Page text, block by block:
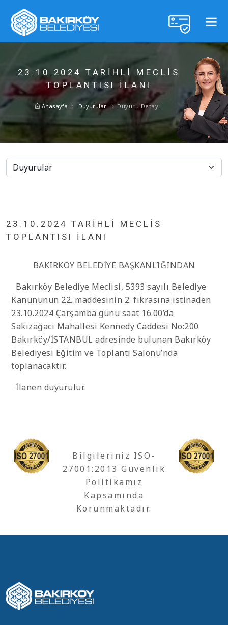
23.10.2024 TARIHLI MECLIS
TOPLANTISI İLANI
Anasayfa Duyurular Duyuru Detayı
23.10.2024 TARIHLI MECLIS
TOPLANTISI İLANI
BAKIRKÖY BELEDİYE BAŞKANLIĞINDAN
Bakırköy Belediye Meclisi, 5393 sayılı Belediye
Kanununun 22. maddesinin 2. fıkrasına istinaden
23.10.2024 Çarşamba günü saat 16.00’da
Sakızağacı Mahallesi Kennedy Caddesi No:200
Bakırköy/İSTANBUL adresinde bulunan Bakırköy
Belediyesi Eğitim ve Toplantı Salonu’nda
toplanacaktır.
İlanen duyurulur.
Bilgileriniz ISO-
27001:2013 Güvenlik
Politikamız
Kapsamında
Korunmaktadır.